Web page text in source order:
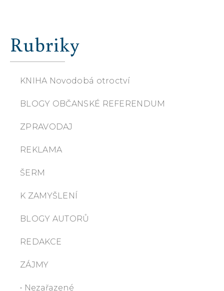
Rubriky
KNIHA Novodobá otroctví
BLOGY OBČANSKÉ REFERENDUM
ZPRAVODAJ
REKLAMA
ŠERM
K ZAMYŠLENÍ
BLOGY AUTORŮ
REDAKCE
ZÁJMY
• Nezařazené